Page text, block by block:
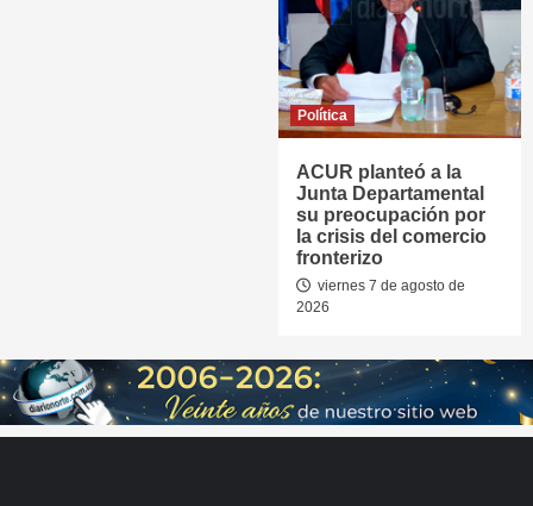
Política
ACUR planteó a la
Junta Departamental
su preocupación por
la crisis del comercio
fronterizo
viernes 7 de agosto de
2026